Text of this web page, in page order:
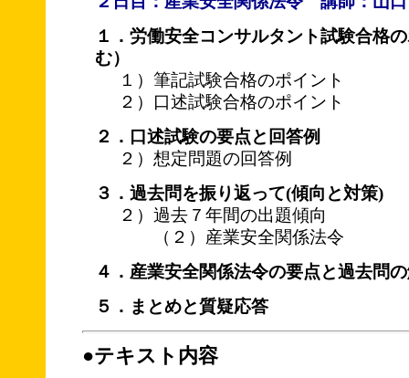
１．労働安全コンサルタント試験合格
む）
１）筆記試験合格のポイント
２）口述試験合格のポイント
２．口述試験の要点と回答例
２）想定問題の回答例
３．過去問を振り返って(傾向と対策)
２）過去７年間の出題傾向
（２）産業安全関係法令
４．産業安全関係法令の要点と過去問
５．まとめと質疑応答
●テキスト内容